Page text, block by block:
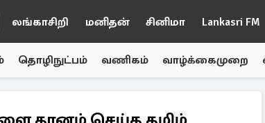
லங்காசிறி மனிதன் சினிமா Lankasri FM
தொழிநுட்பம் வணிகம் வாழ்க்கைமுறை